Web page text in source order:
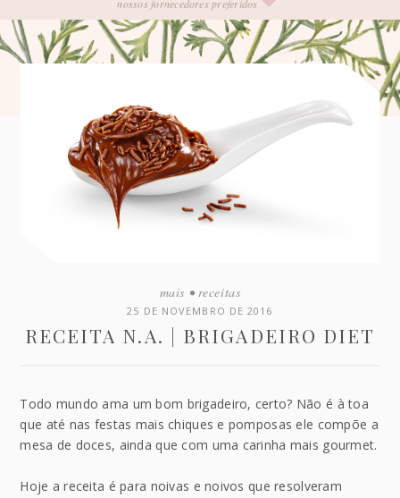
nossos fornecedores preferidos
mais • receitas
25 DE NOVEMBRO DE 2016
RECEITA N.A. | BRIGADEIRO DIET
Todo mundo ama um bom brigadeiro, certo? Não é à toa
que até nas festas mais chiques e pomposas ele compõe a
mesa de doces, ainda que com uma carinha mais gourmet.
Hoje a receita é para noivas e noivos que resolveram